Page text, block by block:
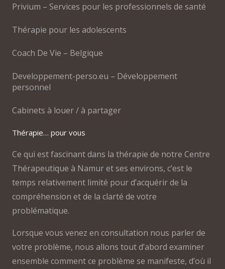
Privium – Services pour les professionnels de santé
Thérapie pour les adolescents
Coach De Vie – Belgique
Developpement-perso.eu – Développement
personnel
Cabinets à louer / à partager
Thérapie… pour vous
Ce qui est fascinant dans la thérapie de notre Centre
Thérapeutique à Namur et ses environs, c’est le
temps relativement limité pour d’acquérir de la
compréhension et de la clarté de votre
problématique.
Lorsque vous venez en consultation nous parler de
votre problème, nous allons tout d’abord examiner
ensemble comment ce problème se manifeste, d’où il